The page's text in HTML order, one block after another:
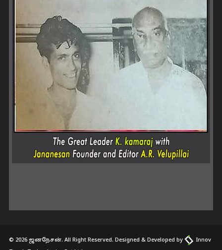
© 2026 ஜனநேசன். All Right Reserved. Designed & Developed by
Innov